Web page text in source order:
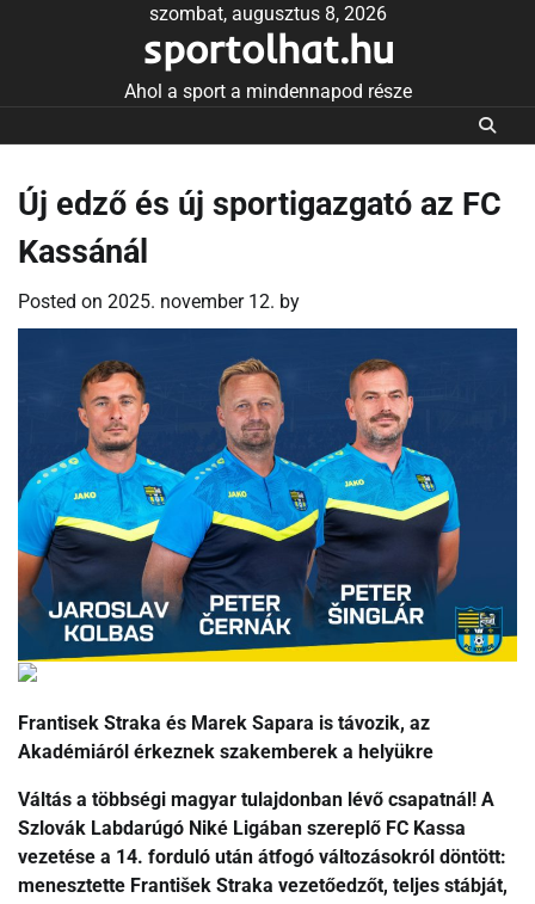
szombat, augusztus 8, 2026
sportolhat.hu
Ahol a sport a mindennapod része
Új edző és új sportigazgató az FC
Kassánál
Posted on 2025. november 12. by
Frantisek Straka és Marek Sapara is távozik, az
Akadémiáról érkeznek szakemberek a helyükre
Váltás a többségi magyar tulajdonban lévő csapatnál! A
Szlovák Labdarúgó Niké Ligában szereplő FC Kassa
vezetése a 14. forduló után átfogó változásokról döntött:
menesztette František Straka vezetőedzőt, teljes stábját,